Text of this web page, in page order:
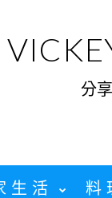
分
生活 料